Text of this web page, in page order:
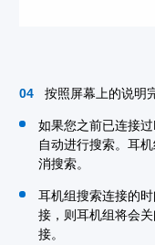
按照屏幕上的说明
如果您之前已连接
自动进行搜索。耳
消搜索。
耳机组搜索连接的
接，则耳机组将会
接。